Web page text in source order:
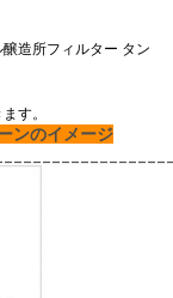
造所フィルター タン
す。
ンのイメージ